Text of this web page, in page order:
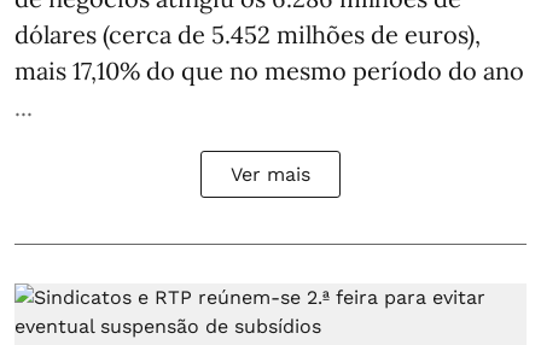
dólares (cerca de 5.452 milhões de euros),
mais 17,10% do que no mesmo período do ano
...
Ver mais